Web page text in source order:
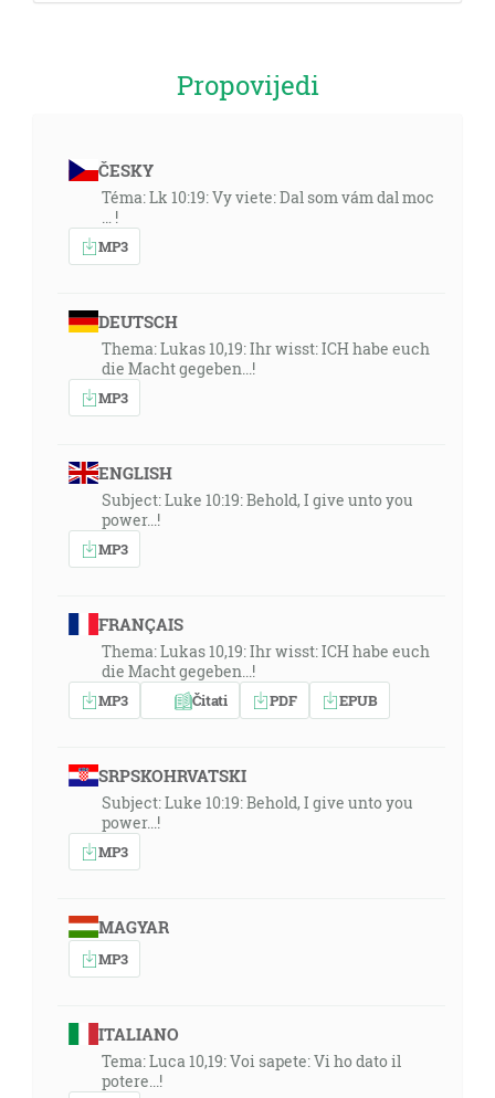
Propovijedi
ČESKY
Téma: Lk 10:19: Vy viete: Dal som vám dal moc
… !
MP3
DEUTSCH
Thema: Lukas 10,19: Ihr wisst: ICH habe euch
die Macht gegeben...!
MP3
ENGLISH
Subject: Luke 10:19: Behold, I give unto you
power...!
MP3
FRANÇAIS
Thema: Lukas 10,19: Ihr wisst: ICH habe euch
die Macht gegeben...!
MP3 Čitati PDF EPUB
SRPSKOHRVATSKI
Subject: Luke 10:19: Behold, I give unto you
power...!
MP3
MAGYAR
MP3
ITALIANO
Tema: Luca 10,19: Voi sapete: Vi ho dato il
potere...!